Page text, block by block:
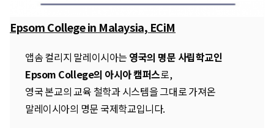
Epsom College in Malaysia, ECiM
앱솜 컬리지 말레이시아는 영국의 명문 사립학교인
Epsom College의 아시아 캠퍼스로,
영국 본교의 교육 철학과 시스템을 그대로 가져온
말레이시아의 명문 국제학교입니다.